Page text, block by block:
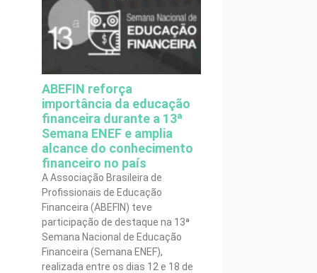
ABEFIN reforça
importância da educação
financeira durante a 13ª
Semana ENEF e amplia
alcance do conhecimento
financeiro no país
A Associação Brasileira de
Profissionais de Educação
Financeira (ABEFIN) teve
participação de destaque na 13ª
Semana Nacional de Educação
Financeira (Semana ENEF),
realizada entre os dias 12 e 18 de